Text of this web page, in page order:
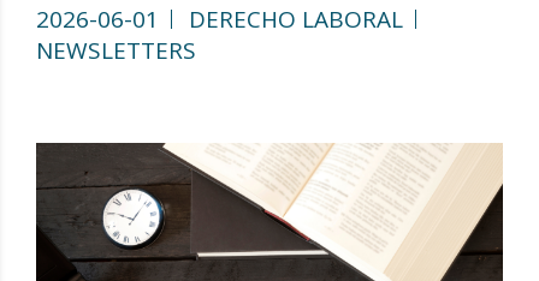
2026-06-01
DERECHO LABORAL
NEWSLETTERS